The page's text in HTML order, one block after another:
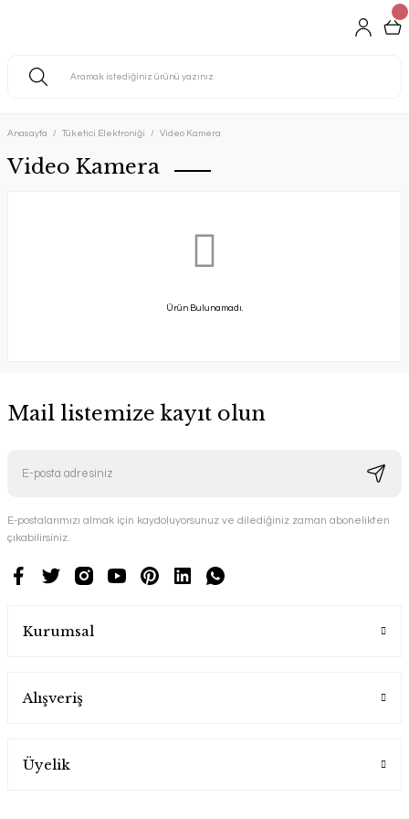
Anasayfa Tüketici Elektroniği Video Kamera
Video Kamera
Ürün Bulunamadı.
Mail listemize kayıt olun
E-postalarımızı almak için kaydoluyorsunuz ve dilediğiniz zaman abonelikten
çıkabilirsiniz.
Kurumsal
Alışveriş
Üyelik